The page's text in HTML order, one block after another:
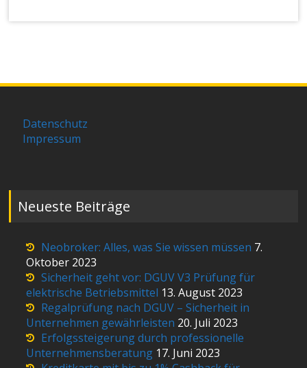
Datenschutz
Impressum
Neueste Beiträge
Neobroker: Alles, was Sie wissen müssen 7.
Oktober 2023
Sicherheit geht vor: DGUV V3 Prüfung für
elektrische Betriebsmittel 13. August 2023
Regalprüfung nach DGUV – Sicherheit in
Unternehmen gewährleisten 20. Juli 2023
Erfolgssteigerung durch professionelle
Unternehmensberatung 17. Juni 2023